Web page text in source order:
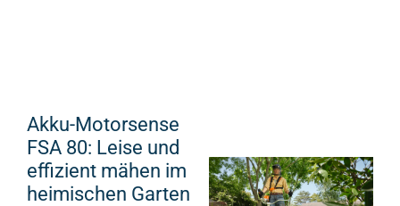
Akku-Motorsense
FSA 80: Leise und
effizient mähen im
heimischen Garten